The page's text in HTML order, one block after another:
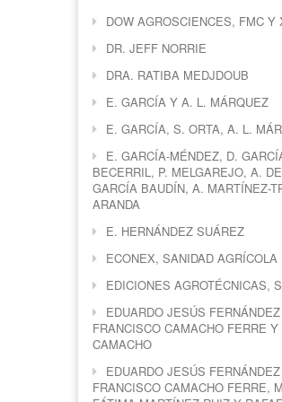
DOW AGROSCIENCES, FMC Y
DR. JEFF NORRIE
DRA. RATIBA MEDJDOUB
E. GARCÍA Y A. L. MÁRQUEZ
E. GARCÍA, S. ORTA, A. L.
E. GARCÍA-MÉNDEZ, D.
BECERRIL, P. MELGAREJO, A.
GARCÍA BAUDÍN, A. MARTÍNEZ-
ARANDA
E. HERNÁNDEZ SUÁREZ
ECONEX, SANIDAD AGRÍCOLA
EDICIONES AGROTÉCNICAS,
EDUARDO JESÚS
FRANCISCO CAMACHO FERRE
CAMACHO
EDUARDO JESÚS
FRANCISCO CAMACHO FERRE,